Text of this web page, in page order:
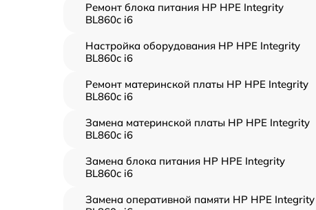
Ремонт блока питания HP HPE Integrity
BL860c i6
Настройка оборудования HP HPE Integrity
BL860c i6
Ремонт материнской платы HP HPE Integrity
BL860c i6
Замена материнской платы HP HPE Integrity
BL860c i6
Замена блока питания HP HPE Integrity
BL860c i6
Замена оперативной памяти HP HPE Integrity